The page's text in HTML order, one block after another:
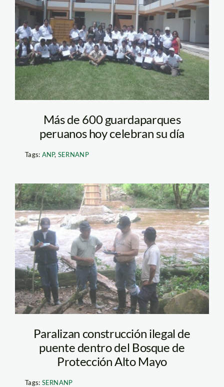
Más de 600 guardaparques
peruanos hoy celebran su día
Tags: ANP, SERNANP
puente_alto
mayo_inforegion
Paralizan construcción ilegal de
puente dentro del Bosque de
Protección Alto Mayo
Tags: SERNANP